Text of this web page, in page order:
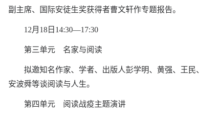
副主席、国际安徒生奖获得者曹文轩作专题报告。
12月18日14:30—17:30
第三单元 名家与阅读
拟邀知名作家、学者、出版人彭学明、黄强、王民、
安波舜等谈阅读与人生。
第四单元 阅读战疫主题演讲